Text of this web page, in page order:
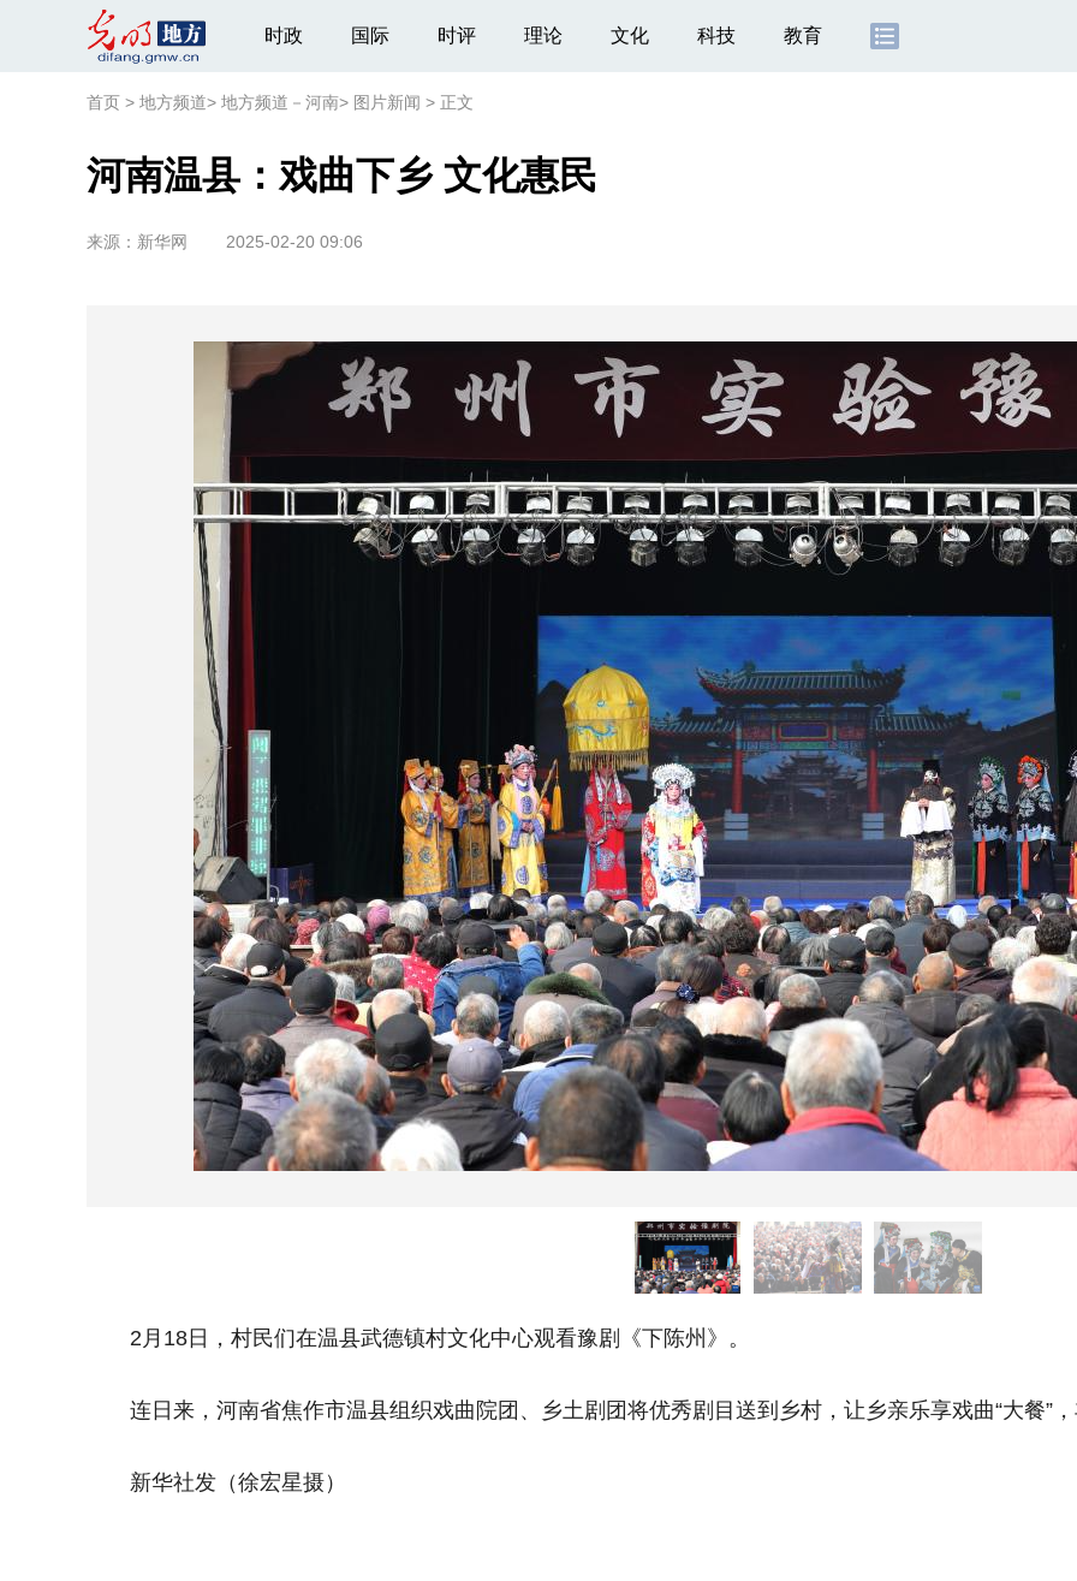
时政 国际 时评 理论 文化 科技 教育
首页 > 地方频道> 地方频道－河南> 图片新闻 > 正文
河南温县：戏曲下乡 文化惠民
来源： 新华网 2025-02-20 09:06
2月18日，村民们在温县武德镇村文化中心观看豫剧《下陈州》。
连日来，河南省焦作市温县组织戏曲院团、乡土剧团将优秀剧目送到乡村，让乡亲乐享戏曲“大餐”
新华社发（徐宏星摄）